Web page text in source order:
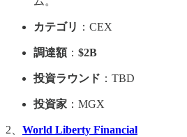
カテゴリ ：CEX
調達額： $2B
投資ラウンド ：TBD
投資家 ：MGX
2、 World Liberty Financial